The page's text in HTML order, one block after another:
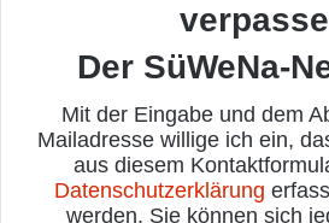
Der SüWeNa-
Mit der Eingabe und dem
Mailadresse willige ich ein,
aus diesem
Datenschutzerklärung
werden. Sie können sich